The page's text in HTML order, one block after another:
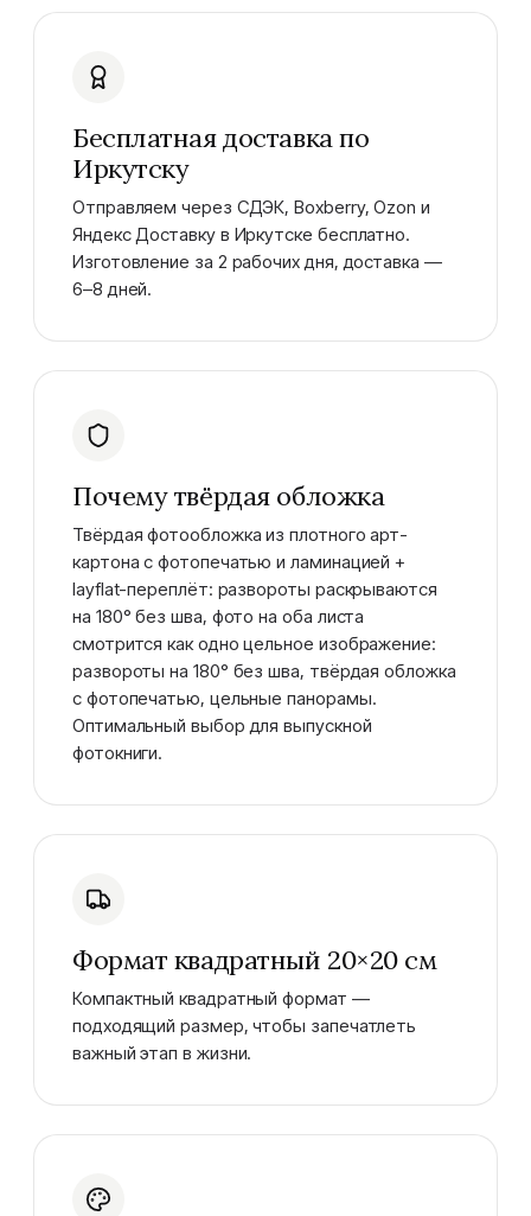
Бесплатная доставка по
Иркутску
Отправляем через СДЭК, Boxberry, Ozon и
Яндекс Доставку в Иркутске бесплатно.
Изготовление за 2 рабочих дня, доставка —
6–8 дней.
Почему твёрдая обложка
Твёрдая фотообложка из плотного арт-
картона с фотопечатью и ламинацией +
layflat-переплёт: развороты раскрываются
на 180° без шва, фото на оба листа
смотрится как одно цельное изображение:
развороты на 180° без шва, твёрдая обложка
с фотопечатью, цельные панорамы.
Оптимальный выбор для выпускной
фотокниги.
Формат квадратный 20×20 см
Компактный квадратный формат —
подходящий размер, чтобы запечатлеть
важный этап в жизни.